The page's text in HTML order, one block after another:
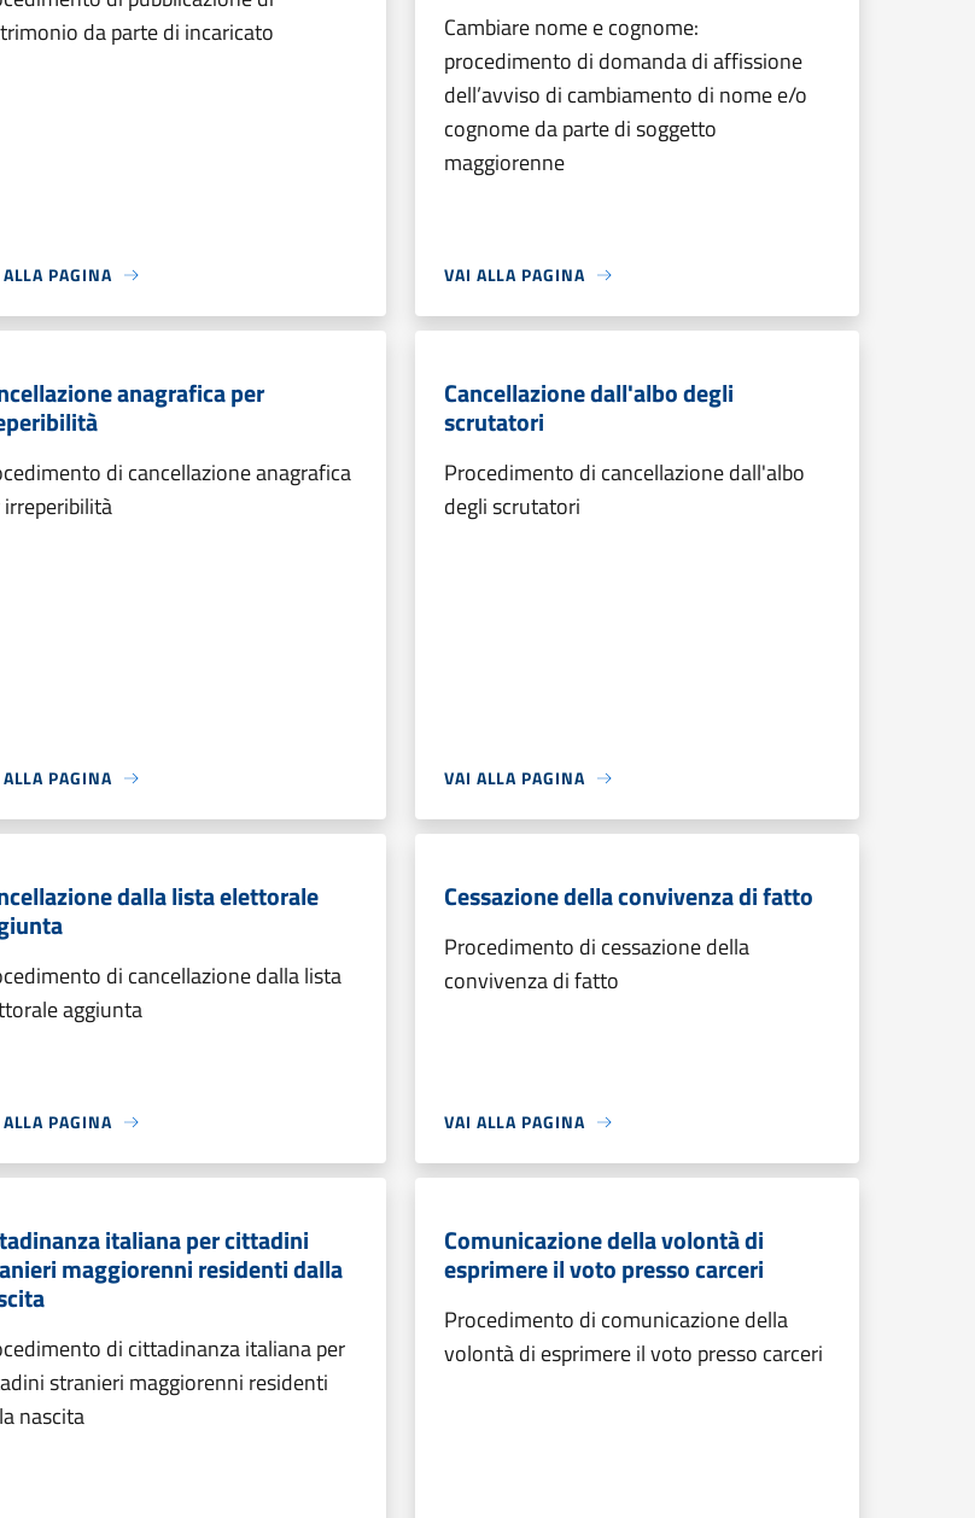
da parte di incaricato
PAGINA
Cambiare nome e cognome:
procedimento di domanda di affissione
dell’avviso di cambiamento di nome e/o
cognome da parte di soggetto
maggiorenne
VAI ALLA PAGINA
anagrafica per
di cancellazione anagrafica
irreperibilità
PAGINA
Cancellazione dall'albo degli
scrutatori
Procedimento di cancellazione dall'albo
degli scrutatori
VAI ALLA PAGINA
dalla lista elettorale
di cancellazione dalla lista
aggiunta
PAGINA
Cessazione della convivenza di fatto
Procedimento di cessazione della
convivenza di fatto
VAI ALLA PAGINA
italiana per cittadini
maggiorenni residenti dalla
di cittadinanza italiana per
stranieri maggiorenni residenti
nascita
Comunicazione della volontà di
esprimere il voto presso carceri
Procedimento di comunicazione della
volontà di esprimere il voto presso carceri